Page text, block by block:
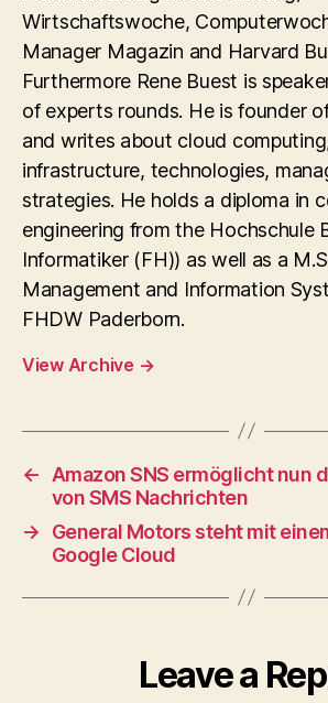
Wirtschaftswoche,
Manager Magazin and Harvard
Furthermore Rene Buest is
of experts rounds. He is founder
and writes about cloud
infrastructure, technologies,
strategies. He holds a diploma in
engineering from the Hochschule
Informatiker (FH)) as well as a
Management and Information
FHDW Paderborn.
View Archive →
←
Amazon SNS ermöglicht nun
von SMS Nachrichten
→
General Motors steht mit
Google Cloud
Leave a